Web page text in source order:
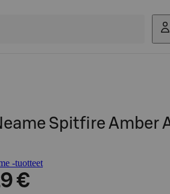
Spitfire Amber
-tuotteet
€